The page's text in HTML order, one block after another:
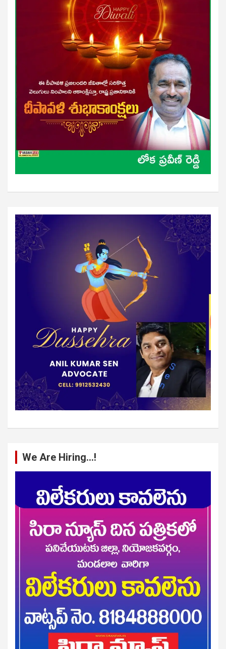
We Are Hiring…!